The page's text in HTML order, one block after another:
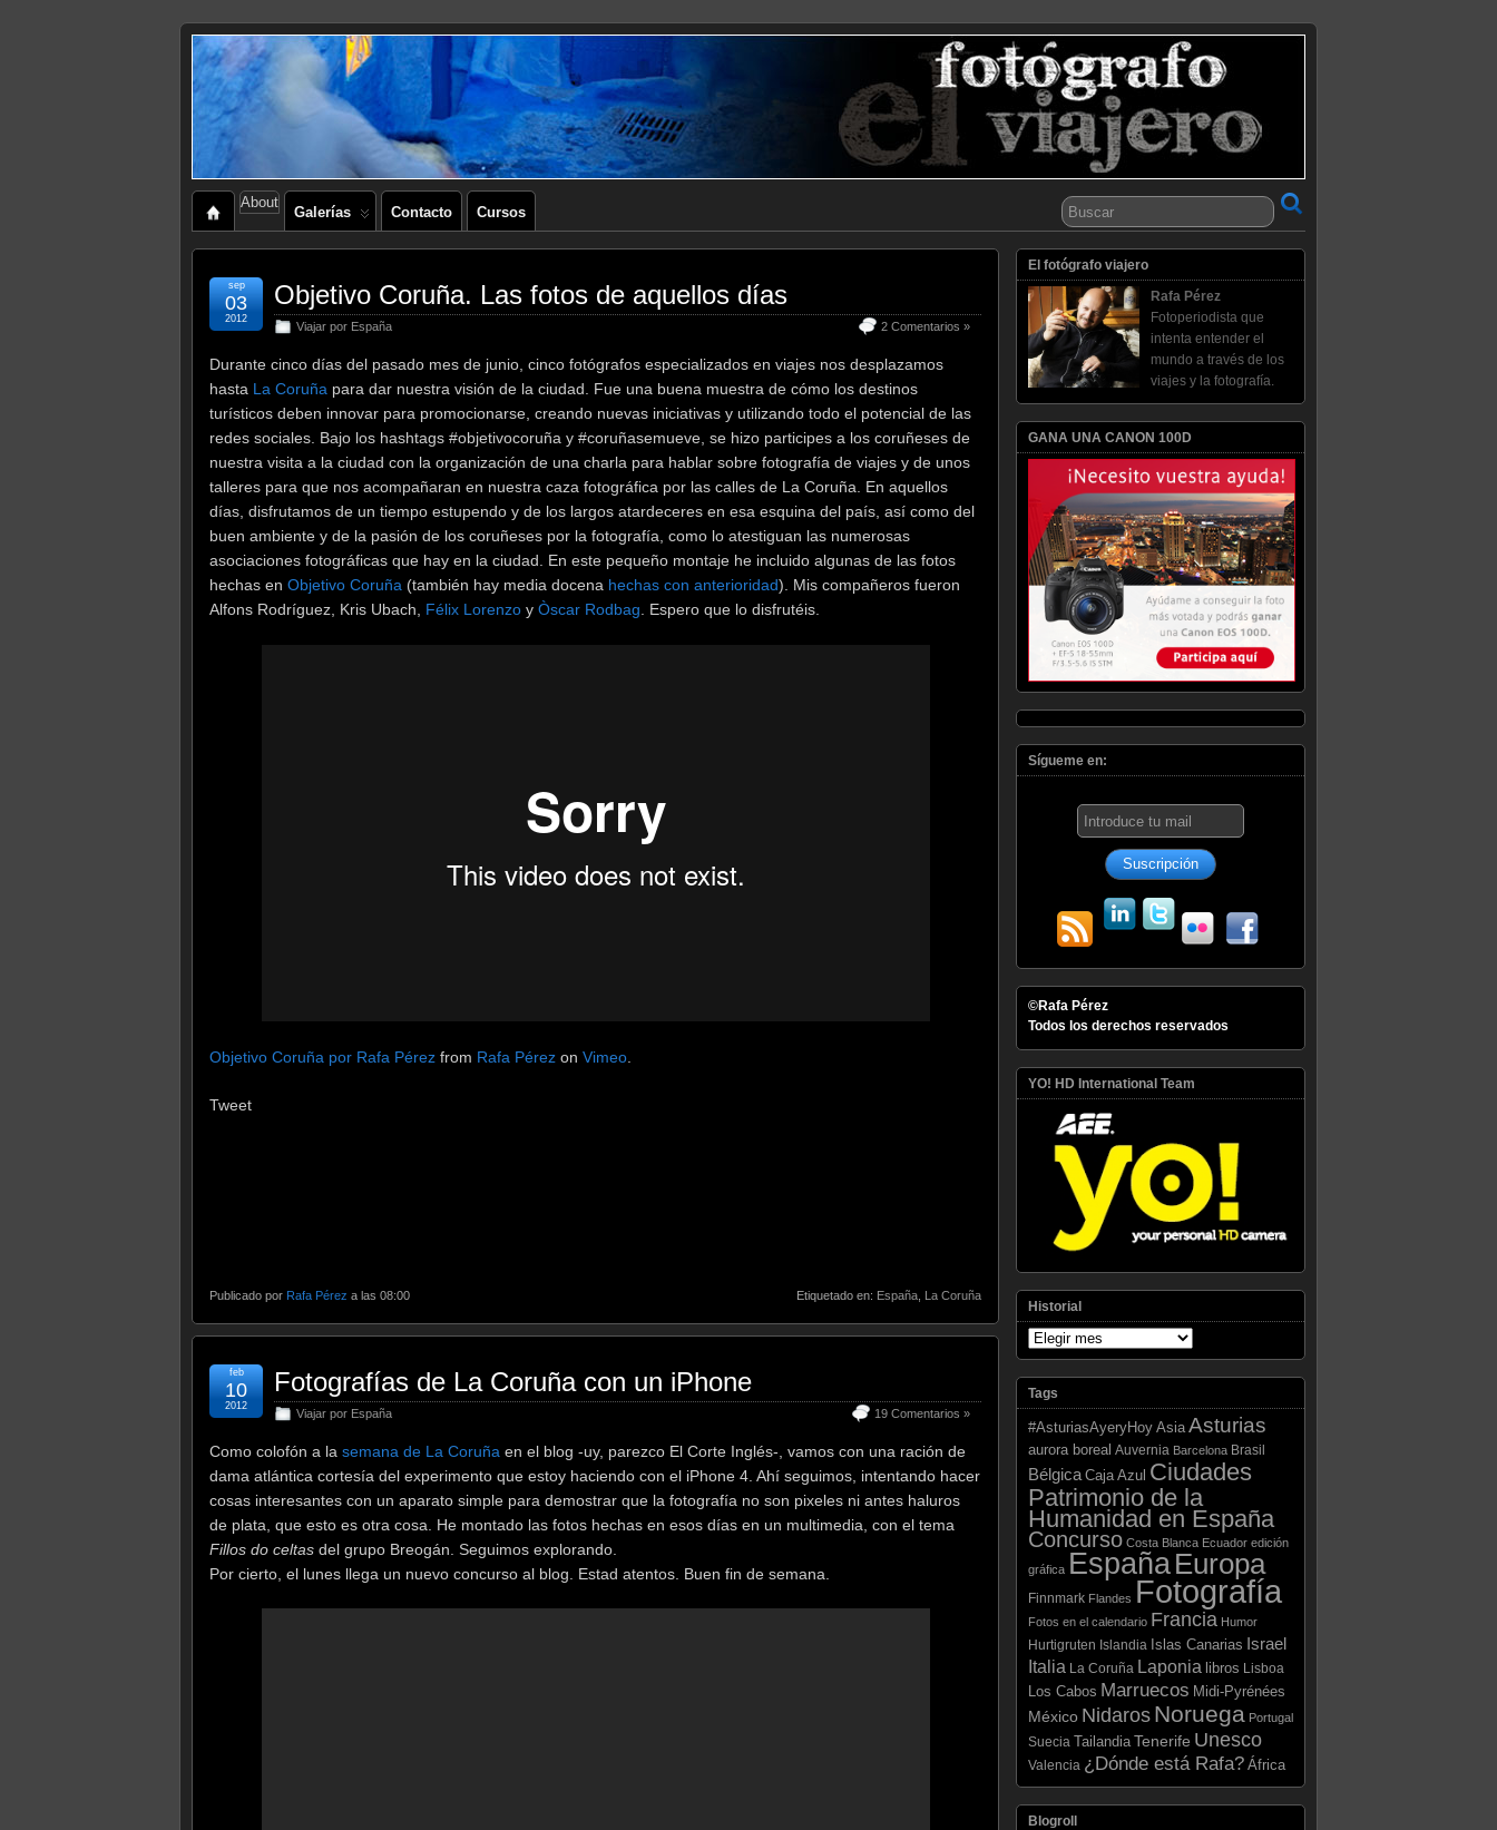
About
Galerías Contacto Cursos
Objetivo Coruña. Las fotos de aquellos días
Viajar por España 2 Comentarios »
sep
03
2012
Durante cinco días del pasado mes de junio, cinco fotógrafos especializados en viajes nos desplazamos
hasta La Coruña para dar nuestra visión de la ciudad. Fue una buena muestra de cómo los destinos
turísticos deben innovar para promocionarse, creando nuevas iniciativas y utilizando todo el potencial de las
redes sociales. Bajo los hashtags #objetivocoruña y #coruñasemueve, se hizo participes a los coruñeses de
nuestra visita a la ciudad con la organización de una charla para hablar sobre fotografía de viajes y de unos
talleres para que nos acompañaran en nuestra caza fotográfica por las calles de La Coruña. En aquellos
días, disfrutamos de un tiempo estupendo y de los largos atardeceres en esa esquina del país, así como del
buen ambiente y de la pasión de los coruñeses por la fotografía, como lo atestiguan las numerosas
asociaciones fotográficas que hay en la ciudad. En este pequeño montaje he incluido algunas de las fotos
hechas en Objetivo Coruña (también hay media docena hechas con anterioridad). Mis compañeros fueron
Alfons Rodríguez, Kris Ubach, Félix Lorenzo y Òscar Rodbag . Espero que lo disfrutéis.
Objetivo Coruña por Rafa Pérez from Rafa Pérez on Vimeo
Tweet
Publicado por Rafa Pérez a las 08:00 Etiquetado en: España La Coruña
Fotografías de La Coruña con un iPhone
Viajar por España 19 Comentarios »
feb
10
2012
Como colofón a la semana de La Coruña en el blog -uy, parezco El Corte Inglés-, vamos con una ración de
dama atlántica cortesía del experimento que estoy haciendo con el iPhone 4. Ahí seguimos, intentando hacer
cosas interesantes con un aparato simple para demostrar que la fotografía no son pixeles ni antes haluros
de plata, que esto es otra cosa. He montado las fotos hechas en esos días en un multimedia, con el tema
Fillos do celtas del grupo Breogán. Seguimos explorando.
Por cierto, el lunes llega un nuevo concurso al blog. Estad atentos. Buen fin de semana.
El fotógrafo viajero
Rafa Pérez
Fotoperiodista que
intenta entender el
mundo a través de los
viajes y la fotografía.
GANA UNA CANON 100D
Sígueme en:
©Rafa Pérez
Todos los derechos reservados
YO! HD International Team
Historial
Tags
#AsturiasAyeryHoy Asia Asturias
aurora boreal Auvernia Barcelona Brasil
Bélgica Caja Azul Ciudades
Patrimonio de la
Humanidad en España
Concurso Costa Blanca Ecuador edición
gráfica EspañaEuropa
Finnmark Flandes Fotografía
Fotos en el calendario Francia Humor
Hurtigruten Islandia Islas Canarias Israel
Italia La Coruña Laponia libros Lisboa
Los Cabos Marruecos Midi-Pyrénées
México Nidaros Noruega Portugal
Suecia Tailandia Tenerife Unesco
Valencia ¿Dónde está Rafa? África
Blogroll